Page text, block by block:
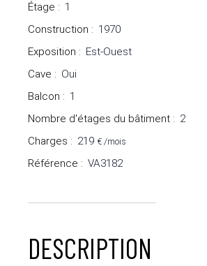
Étage : 1
Construction : 1970
Exposition : Est-Ouest
Cave : Oui
Balcon : 1
Nombre d'étages du bâtiment : 2
Charges : 219 € /mois
Référence : VA3182
DESCRIPTION